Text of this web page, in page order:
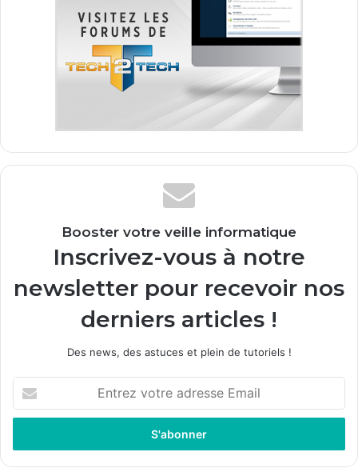
Booster votre veille informatique
Inscrivez-vous à notre
newsletter pour recevoir nos
derniers articles !
Des news, des astuces et plein de tutoriels !
votre
adresse